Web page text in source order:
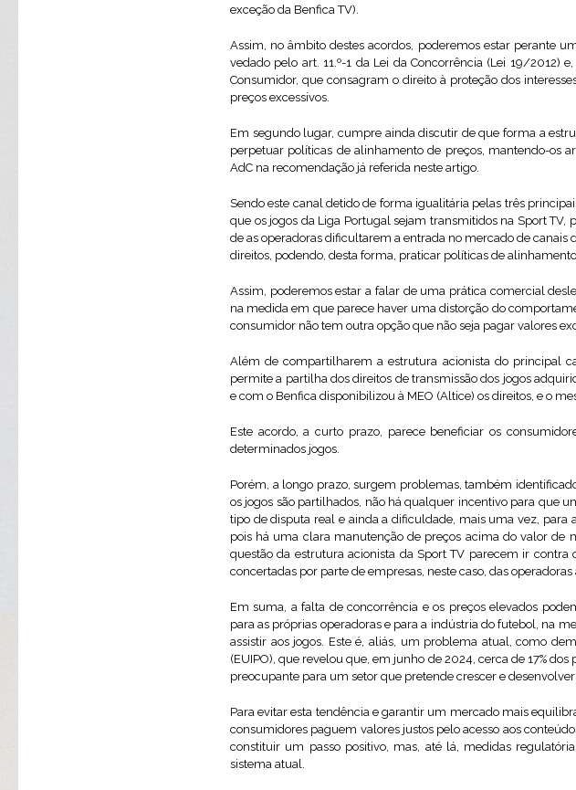
exceção da Benfica TV).
Assim, no âmbito destes acordos, poderemos estar perante
vedado pelo art. 11.º-1 da Lei da Concorrência (Lei 19/2012)
Consumidor, que consagram o direito à proteção dos
preços excessivos.
Em segundo lugar, cumpre ainda discutir de que forma a
perpetuar políticas de alinhamento de preços, mantendo-os
AdC na recomendação já referida neste artigo.
Sendo este canal detido de forma igualitária pelas três
que os jogos da Liga Portugal sejam transmitidos na Sport
de as operadoras dificultarem a entrada no mercado de
direitos, podendo, desta forma, praticar políticas de
Assim, poderemos estar a falar de uma prática comercial
na medida em que parece haver uma distorção do
consumidor não tem outra opção que não seja pagar valores
Além de compartilharem a estrutura acionista do principal
permite a partilha dos direitos de transmissão dos jogos
e com o Benfica disponibilizou à MEO (Altice) os direitos, e o
Este acordo, a curto prazo, parece beneficiar os
determinados jogos.
Porém, a longo prazo, surgem problemas, também
os jogos são partilhados, não há qualquer incentivo para que
tipo de disputa real e ainda a dificuldade, mais uma vez, para
pois há uma clara manutenção de preços acima do valor de
questão da estrutura acionista da Sport TV parecem ir contra
concertadas por parte de empresas, neste caso, das
Em suma, a falta de concorrência e os preços elevados
para as próprias operadoras e para a indústria do futebol, na
assistir aos jogos. Este é, aliás, um problema atual, como
(EUIPO), que revelou que, em junho de 2024, cerca de 17%
preocupante para um setor que pretende crescer e
Para evitar esta tendência e garantir um mercado mais
consumidores paguem valores justos pelo acesso aos
constituir um passo positivo, mas, até lá, medidas
sistema atual.